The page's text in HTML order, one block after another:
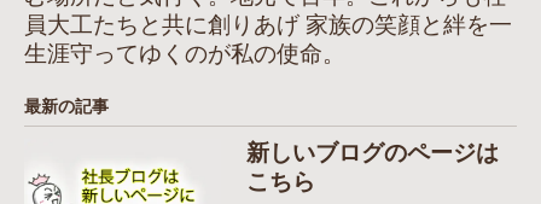
員大工たちと共に創りあげ 家族の笑顔と絆を一
生涯守ってゆくのが私の使命。
最新の記事
新しいブログのページは
こちら